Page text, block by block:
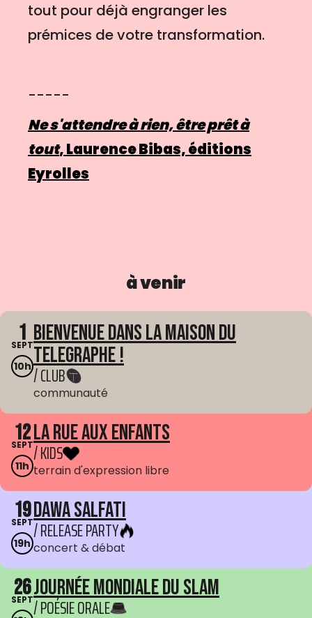
tout pour déjà engranger les
prémices de votre transformation.
-----
Ne s'attendre à rien, être prêt à
tout, Laurence Bibas, éditions
Eyrolles
à venir
1
SEPT
10h
Bienvenue dans La Maison du
Telegraphe !
/ CLUB
communauté
12
SEPT
11h
La Rue aux enfants
/ KIDS
terrain d'expression libre
19
SEPT
19h
Dawa Salfati
/ RELEASE PARTY
concert & débat
26
SEPTJournée mondiale du Slam
/ POÉSIE ORALE